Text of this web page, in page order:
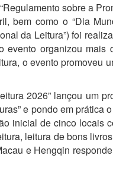
sobre a
bem como o “Dia
da Leitura”) foi
evento organizou
o evento promoveu
2026” lançou um
e pondo em
inicial de cinco locais
leitura de bons
e Hengqin